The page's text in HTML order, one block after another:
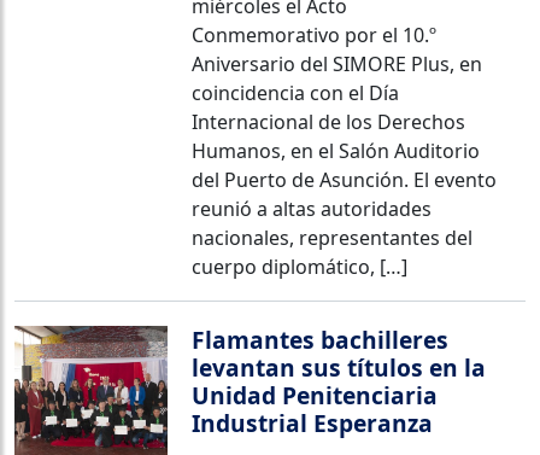
miércoles el Acto
Conmemorativo por el 10.º
Aniversario del SIMORE Plus, en
coincidencia con el Día
Internacional de los Derechos
Humanos, en el Salón Auditorio
del Puerto de Asunción. El evento
reunió a altas autoridades
nacionales, representantes del
cuerpo diplomático, […]
Flamantes bachilleres
levantan sus títulos en la
Unidad Penitenciaria
Industrial Esperanza